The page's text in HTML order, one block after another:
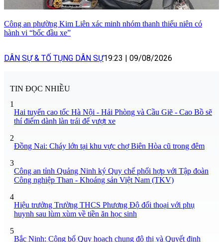
Công an phường Kim Liên xác minh nhóm thanh thiếu niên có
hành vi “bốc đầu xe”
DÂN SỰ & TỐ TỤNG DÂN SỰ19:23 09/08/2026
TIN ĐỌC NHIỀU
1
Hai tuyến cao tốc Hà Nội - Hải Phòng và Cầu Giẽ - Cao Bồ sẽ
thí điểm dành làn trái để vượt xe
2
Đồng Nai: Cháy lớn tại khu vực chợ Biên Hòa cũ trong đêm
3
Công an tỉnh Quảng Ninh ký Quy chế phối hợp với Tập đoàn
Công nghiệp Than - Khoáng sản Việt Nam (TKV)
4
Hiệu trưởng Trường THCS Phương Độ đối thoại với phụ
huynh sau lùm xùm về tiền ăn học sinh
5
Bắc Ninh: Công bố Quy hoạch chung đô thị và Quyết định